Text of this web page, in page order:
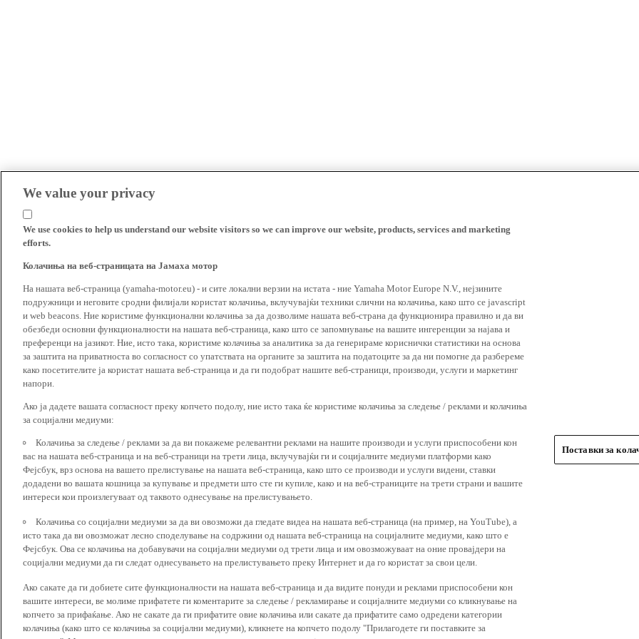
We value your privacy
We use cookies to help us understand our website visitors so we can improve our website, products, services and marketing
efforts.
Колачиња на веб-страницата на Јамаха мотор
На нашата веб-страница (yamaha-motor.eu) - и сите локални верзии на истата - ние Yamaha Motor Europe N.V., нејзините
подружници и неговите сродни филијали користат колачиња, вклучувајќи техники слични на колачиња, како што се javascript
и web beacons. Ние користиме функционални колачиња за да дозволиме нашата веб-страна да функционира правилно и да ви
обезбеди основни функционалности на нашата веб-страница, како што се запомнување на вашите ингеренции за најава и
преференци на јазикот. Ние, исто така, користиме колачиња за аналитика за да генерираме кориснички статистики на основа
за заштита на приватноста во согласност со упатствата на органите за заштита на податоците за да ни помогне да разбереме
како посетителите ја користат нашата веб-страница и да ги подобрат нашите веб-страници, производи, услуги и маркетинг
напори.
Ако ја дадете вашата согласност преку копчето подолу, ние исто така ќе користиме колачиња за следење / реклами и колачиња
за социјални медиуми:
Колачиња за следење / реклами за да ви покажеме релевантни реклами на нашите производи и услуги приспособени кон
вас на нашата веб-страница и на веб-страници на трети лица, вклучувајќи ги и социјалните медиуми платформи како
Фејсбук, врз основа на вашето прелистување на нашата веб-страница, како што се производи и услуги видени, ставки
додадени во вашата кошница за купување и предмети што сте ги купиле, како и на веб-страниците на трети страни и вашите
интереси кои произлегуваат од таквото однесување на прелистувањето.
Колачиња со социјални медиуми за да ви овозможи да гледате видеа на нашата веб-страница (на пример, на YouTube), а
исто така да ви овозможат лесно споделување на содржини од нашата веб-страница на социјалните медиуми, како што е
Фејсбук. Ова се колачиња на добавувачи на социјални медиуми од трети лица и им овозможуваат на оние провајдери на
социјални медиуми да ги следат однесувањето на прелистувањето преку Интернет и да го користат за свои цели.
Ако сакате да ги добиете сите функционалности на нашата веб-страница и да видите понуди и реклами приспособени кон
вашите интереси, ве молиме прифатете ги коментарите за следење / рекламирање и социјалните медиуми со кликнување на
копчето за прифаќање. Ако не сакате да ги прифатите овие колачиња или сакате да прифатите само одредени категории
колачиња (како што се колачиња за социјални медиуми), кликнете на копчето подолу "Прилагодете ги поставките за
Поставки за